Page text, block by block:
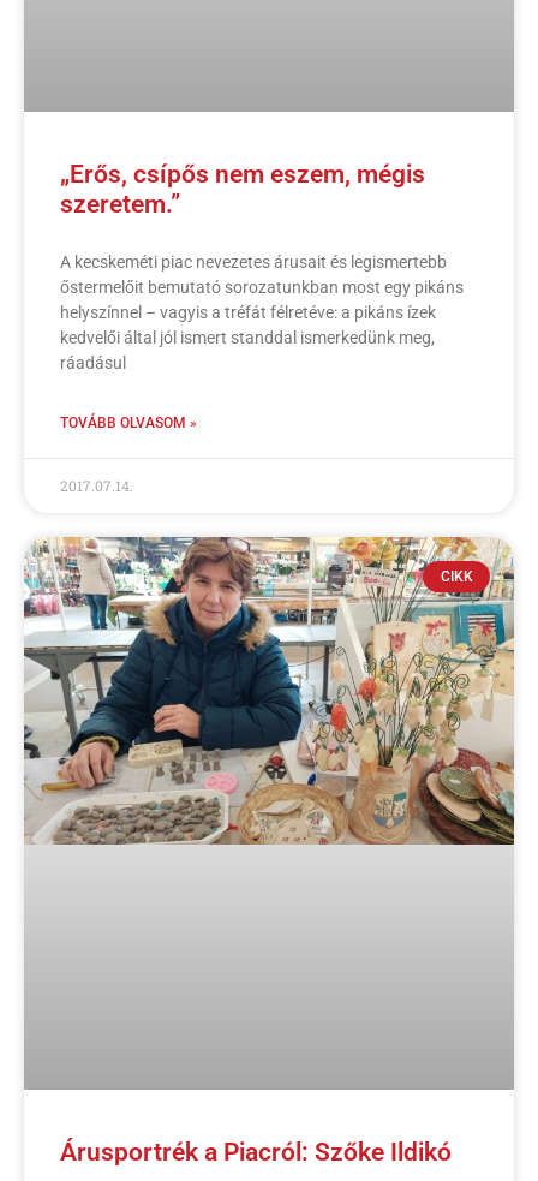
„Erős, csípős nem eszem, mégis
szeretem.”
A kecskeméti piac nevezetes árusait és legismertebb
őstermelőit bemutató sorozatunkban most egy pikáns
helyszínnel – vagyis a tréfát félretéve: a pikáns ízek
kedvelői által jól ismert standdal ismerkedünk meg,
ráadásul
TOVÁBB OLVASOM »
2017.07.14.
CIKK
Árusportrék a Piacról: Szőke Ildikó